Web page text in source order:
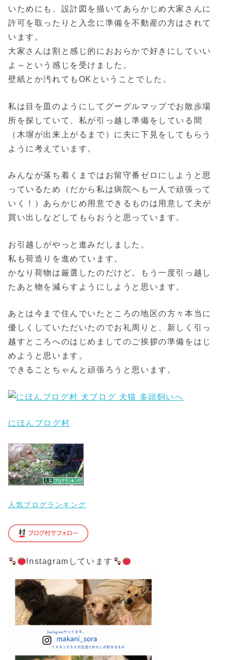
いためにも、設計図を描いてあらかじめ大家さんに
許可を取ったりと入念に準備を不動産の方はされて
います。
大家さんは割と感じ的におおらかで好きにしていい
よ～という感じを受けました。
壁紙とか汚れてもOKということでした。
私は目を皿のようにしてグーグルマップでお散歩場
所を探していて、私が引っ越し準備をしている間
（木塀が出来上がるまで）に夫に下見をしてもらう
ように考えています。
みんなが落ち着くまではお留守番ゼロにしようと思
っているため（だから私は病院へも一人で頑張って
いく！）あらかじめ用意できるものは用意して夫が
買い出しなどしてもらおうと思っています。
お引越しがやっと進みだしました。
私も荷造りを進めています。
かなり荷物は厳選したのだけど。もう一度引っ越し
たあと物を減らすようにしようと思います。
あとは今まで住んでいたところの地区の方々本当に
優しくしていただいたのでお礼周りと、新しく引っ
越すところへのはじめましてのご挨拶の準備をはじ
めようと思います。
できることちゃんと頑張ろうと思います。
にほんブログ村
人気ブログランキング
Instagramしています